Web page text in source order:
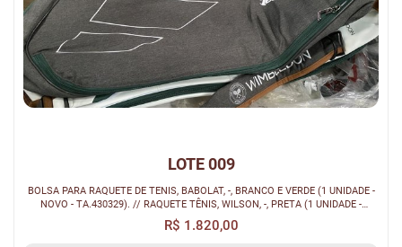
LOTE 009
BOLSA PARA RAQUETE DE TENIS, BABOLAT, -, BRANCO E VERDE (1 UNIDADE -
NOVO - TA.430329). // RAQUETE TÊNIS, WILSON, -, PRETA (1 UNIDADE -
NOVO...
R$ 1.820,00